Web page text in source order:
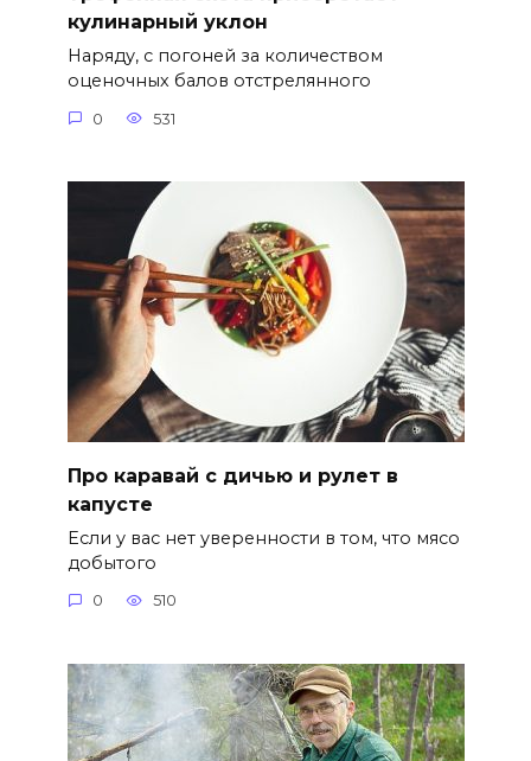
кулинарный уклон
Наряду, с погоней за количеством
оценочных балов отстрелянного
0 531
Про каравай с дичью и рулет в
капусте
Если у вас нет уверенности в том, что мясо
добытого
0 510